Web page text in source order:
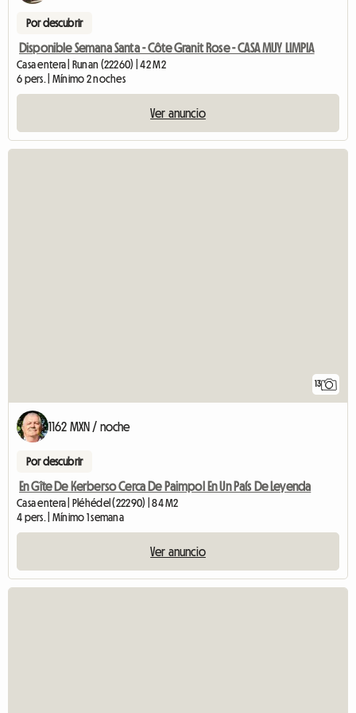
Por descubrir
Disponible Semana Santa - Côte Granit Rose - CASA MUY LIMPIA
Casa entera | Runan (22260) | 42 M2
6 pers. | Mínimo 2 noches
Ver anuncio
13
1162 MXN / noche
Por descubrir
En Gîte De Kerberso Cerca De Paimpol En Un País De Leyenda
Casa entera | Pléhédel (22290) | 84 M2
4 pers. | Mínimo 1 semana
Ver anuncio